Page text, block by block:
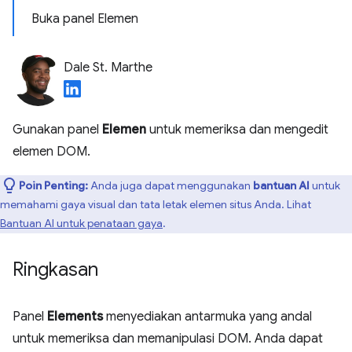
Buka panel Elemen
Dale St. Marthe
Gunakan panel Elemen untuk memeriksa dan mengedit
elemen DOM.
Poin Penting:Anda juga dapat menggunakan bantuan AI untuk
memahami gaya visual dan tata letak elemen situs Anda. Lihat
Bantuan AI untuk penataan gaya.
Ringkasan
Panel Elementsmenyediakan antarmuka yang andal
untuk memeriksa dan memanipulasi DOM. Anda dapat